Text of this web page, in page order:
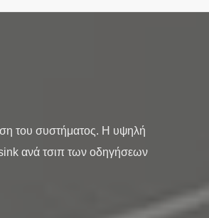
του συστήματος. Η υψηλή
ανά τσιπ των οδηγήσεων